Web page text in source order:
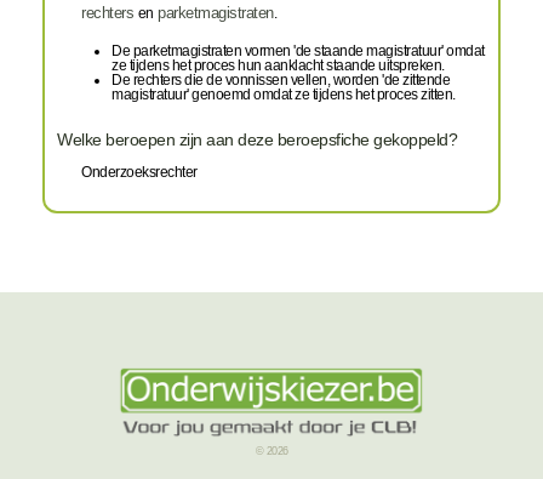
rechters en parketmagistraten.
De parketmagistraten vormen 'de staande magistratuur' omdat
ze tijdens het proces hun aanklacht staande uitspreken.
De rechters die de vonnissen vellen, worden 'de zittende
magistratuur' genoemd omdat ze tijdens het proces zitten.
Welke beroepen zijn aan deze beroepsfiche gekoppeld?
Onderzoeksrechter
© 2026